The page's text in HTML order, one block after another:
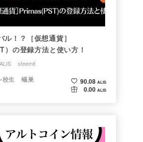
！？［仮想通貨］
の登録方法と使い方！
ALIS
steemit
トコイン情報
校生 蟻巣
90.08 ALIS
0.00 ALIS